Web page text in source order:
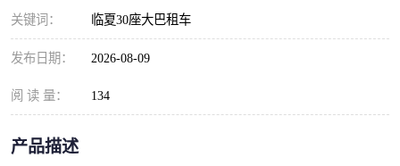
关键词： 临夏30座大巴租车
发布日期： 2026-08-09
阅 读 量： 134
产品描述